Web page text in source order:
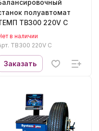
полуавтомат
TB300 220V C
в наличии
TB300 220V C
Заказать